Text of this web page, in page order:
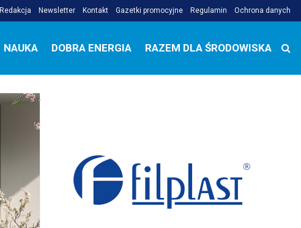
Redakcja Newsletter Kontakt Gazetki promocyjne Regulamin Ochrona danych
NAUKA DOBRA ENERGIA RAZEM DLA ŚRODOWISKA